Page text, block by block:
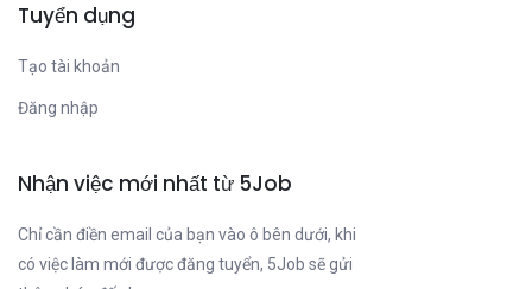
Tuyển dụng
Tạo tài khoản
Đăng nhập
Nhận việc mới nhất từ 5Job
Chỉ cần điền email của bạn vào ô bên dưới, khi
có việc làm mới được đăng tuyển, 5Job sẽ gửi